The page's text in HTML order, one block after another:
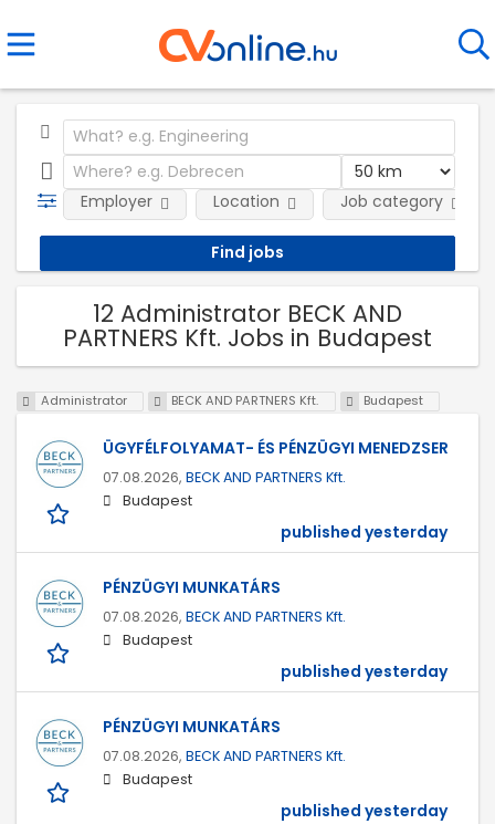
Employer Location Job category
12 Administrator BECK AND
PARTNERS Kft. Jobs in Budapest
Administrator BECK AND PARTNERS Kft. Budapest
ÜGYFÉLFOLYAMAT- ÉS PÉNZÜGYI MENEDZSER
07.08.2026, BECK AND PARTNERS Kft.
Budapest
published yesterday
PÉNZÜGYI MUNKATÁRS
07.08.2026, BECK AND PARTNERS Kft.
Budapest
published yesterday
PÉNZÜGYI MUNKATÁRS
07.08.2026, BECK AND PARTNERS Kft.
Budapest
published yesterday